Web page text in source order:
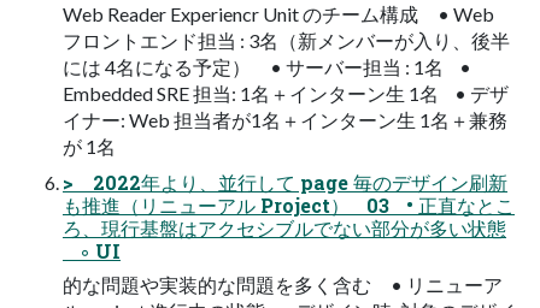
Web Reader Experiencr Unit のチーム構成 • Web
フロントエンド担当 : 3名（新メンバーが入り、後半
には 4名になる予定） • サーバー担当 : 1名 •
Embedded SRE 担当: 1名＋インターン生 1名 • デザ
イナー: Web 担当者が1名＋インターン生 1名＋兼務
が 1名
> 2022年より、並行して page 毎のデザイン刷新
も推進（リニューアル Project） 03 • 正直なとこ
ろ、現行基盤はアクセシブルでない部分が多い状態
◦ UI
的な問題や実装的な問題を多く含む • リニューア